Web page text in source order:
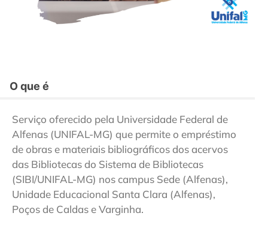
O que é
Serviço oferecido pela Universidade Federal de
Alfenas (UNIFAL-MG) que permite o empréstimo
de obras e materiais bibliográficos dos acervos
das Bibliotecas do Sistema de Bibliotecas
(SIBI/UNIFAL-MG) nos campus Sede (Alfenas),
Unidade Educacional Santa Clara (Alfenas),
Poços de Caldas e Varginha.